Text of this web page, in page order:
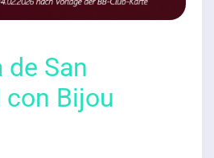
de San
con Bijou